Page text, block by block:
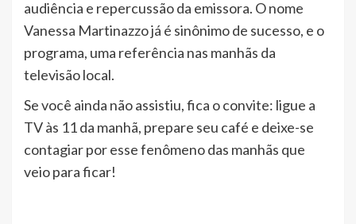
audiência e repercussão da emissora. O nome
Vanessa Martinazzo já é sinônimo de sucesso, e o
programa, uma referência nas manhãs da
televisão local.
Se você ainda não assistiu, fica o convite: ligue a
TV às 11 da manhã, prepare seu café e deixe-se
contagiar por esse fenômeno das manhãs que
veio para ficar!